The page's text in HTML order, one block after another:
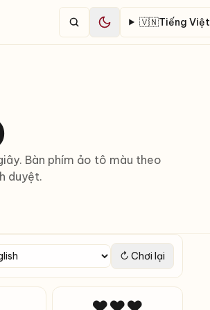
🇻🇳Tiếng Việt
Bàn phím ảo tô màu theo
duyệt.
↻ Chơi lại